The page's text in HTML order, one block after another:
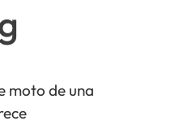
moto de una